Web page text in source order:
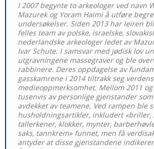
I 2007 begynte to arkeologer ved navn
Mazurek og Yoram Haimi å utføre
undersøkelser. Siden 2013 har leiren
felles team av polske, israelske,
nederlandske arkeologer ledet av
Ivar Schute. I samsvar med jødisk lov
utgravningene massegraver og ble
rabbinere. Deres oppdagelse av
gasskamrene i 2014 tiltrakk seg
medieoppmerksomhet. Mellom 2011
tusenvis av personlige gjenstander
avdekket av teamene. Ved rampen ble
husholdningsartikler, inkludert «briller,
tallerkener, klokker, mynter,
saks, tannkrem» funnet, men få
antyder at disse gjenstandene